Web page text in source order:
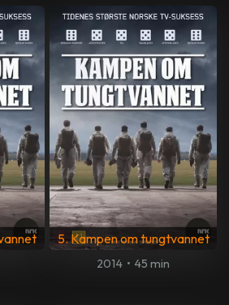
5. Kampen om tungtvannet
2014 • 45 min